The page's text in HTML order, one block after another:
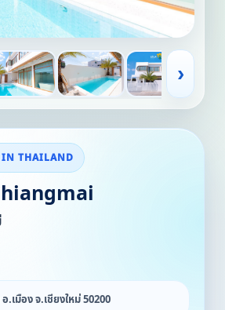
›
IN THAILAND
.เมือง จ.เชียงใหม่ 50200